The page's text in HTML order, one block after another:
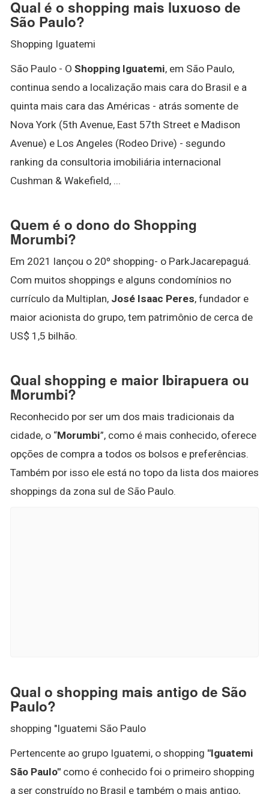
Qual é o shopping mais luxuoso de
São Paulo?
Shopping Iguatemi
São Paulo - O Shopping Iguatemi, em São Paulo,
continua sendo a localização mais cara do Brasil e a
quinta mais cara das Américas - atrás somente de
Nova York (5th Avenue, East 57th Street e Madison
Avenue) e Los Angeles (Rodeo Drive) - segundo
ranking da consultoria imobiliária internacional
Cushman & Wakefield, ...
Quem é o dono do Shopping
Morumbi?
Em 2021 lançou o 20º shopping- o ParkJacarepaguá.
Com muitos shoppings e alguns condomínios no
currículo da Multiplan, José Isaac Peres, fundador e
maior acionista do grupo, tem patrimônio de cerca de
US$ 1,5 bilhão.
Qual shopping e maior Ibirapuera ou
Morumbi?
Reconhecido por ser um dos mais tradicionais da
cidade, o “Morumbi”, como é mais conhecido, oferece
opções de compra a todos os bolsos e preferências.
Também por isso ele está no topo da lista dos maiores
shoppings da zona sul de São Paulo.
Qual o shopping mais antigo de São
Paulo?
shopping "Iguatemi São Paulo
Pertencente ao grupo Iguatemi, o shopping "Iguatemi
São Paulo" como é conhecido foi o primeiro shopping
a ser construído no Brasil e também o mais antigo,